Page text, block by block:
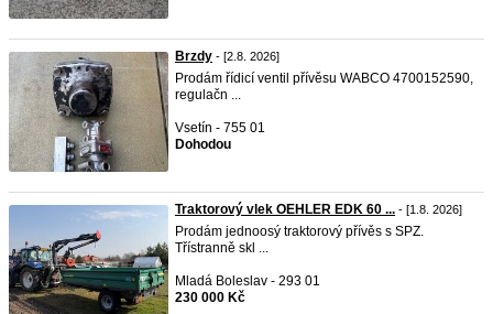
Brzdy - [2.8. 2026]
Prodám řídicí ventil přívěsu WABCO 4700152590,
regulačn ...
Vsetín - 755 01
Dohodou
Traktorový vlek OEHLER EDK 60 ... - [1.8. 2026]
Prodám jednoosý traktorový přívěs s SPZ.
Třístranně skl ...
Mladá Boleslav - 293 01
230 000 Kč